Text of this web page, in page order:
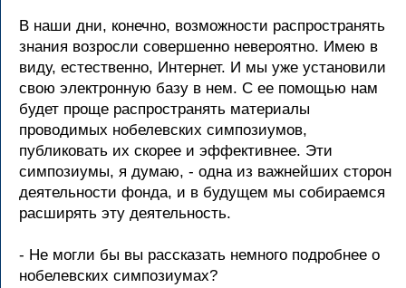
В наши дни, конечно, возможности распространять
знания возросли совершенно невероятно. Имею в
виду, естественно, Интернет. И мы уже установили
свою электронную базу в нем. С ее помощью нам
будет проще распространять материалы
проводимых нобелевских симпозиумов,
публиковать их скорее и эффективнее. Эти
симпозиумы, я думаю, - одна из важнейших сторон
деятельности фонда, и в будущем мы собираемся
расширять эту деятельность.
- Не могли бы вы рассказать немного подробнее о
нобелевских симпозиумах?